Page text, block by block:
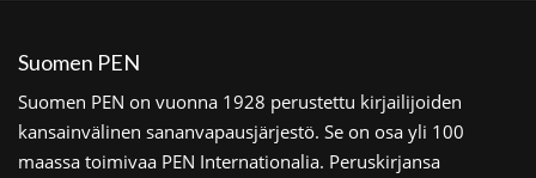
Suomen PEN
Suomen PEN on vuonna 1928 perustettu kirjailijoiden
kansainvälinen sananvapausjärjestö. Se on osa yli 100
maassa toimivaa PEN Internationalia. Peruskirjansa